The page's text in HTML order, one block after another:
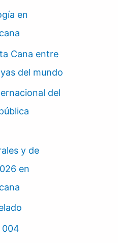
en
Cana entre
del mundo
del
y de
en
004